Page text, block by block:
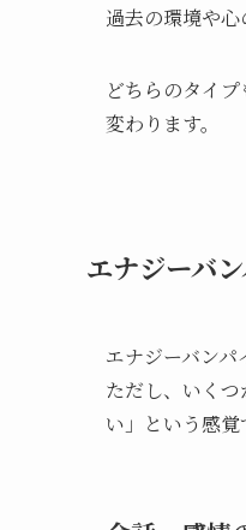
過去の環境や
どちらのタイ
変わります。
エナジーバ
エナジーバンパ
ただし、いく
い」という感覚